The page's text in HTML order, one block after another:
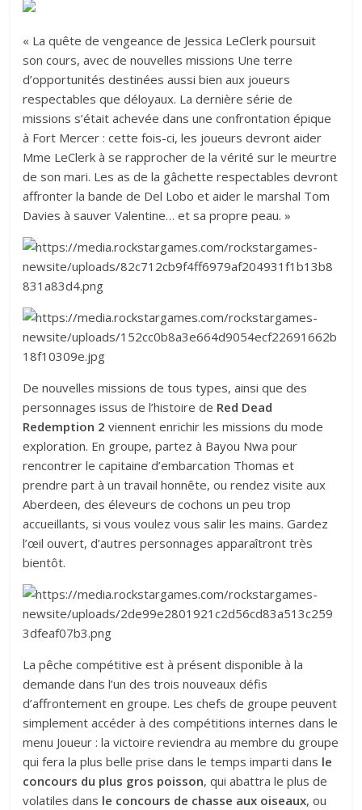
« La quête de vengeance de Jessica LeClerk poursuit
son cours, avec de nouvelles missions Une terre
d’opportunités destinées aussi bien aux joueurs
respectables que déloyaux. La dernière série de
missions s’était achevée dans une confrontation épique
à Fort Mercer : cette fois-ci, les joueurs devront aider
Mme LeClerk à se rapprocher de la vérité sur le meurtre
de son mari. Les as de la gâchette respectables devront
affronter la bande de Del Lobo et aider le marshal Tom
Davies à sauver Valentine… et sa propre peau. »
De nouvelles missions de tous types, ainsi que des
personnages issus de l’histoire de Red Dead
Redemption 2 viennent enrichir les missions du mode
exploration. En groupe, partez à Bayou Nwa pour
rencontrer le capitaine d’embarcation Thomas et
prendre part à un travail honnête, ou rendez visite aux
Aberdeen, des éleveurs de cochons un peu trop
accueillants, si vous voulez vous salir les mains. Gardez
l’œil ouvert, d’autres personnages apparaîtront très
bientôt.
La pêche compétitive est à présent disponible à la
demande dans l’un des trois nouveaux défis
d’affrontement en groupe. Les chefs de groupe peuvent
simplement accéder à des compétitions internes dans le
menu Joueur : la victoire reviendra au membre du groupe
qui fera la plus belle prise dans le temps imparti dans le
concours du plus gros poisson, qui abattra le plus de
volatiles dans le concours de chasse aux oiseaux, ou